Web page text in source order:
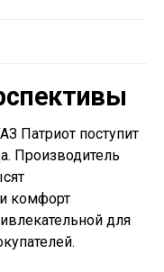
Патриот поступит
Производитель
комфорт
для